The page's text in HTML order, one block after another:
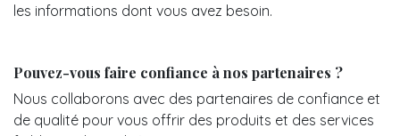
les informations dont vous avez besoin.
Pouvez-vous faire confiance à nos partenaires ?
Nous collaborons avec des partenaires de confiance et
de qualité pour vous offrir des produits et des services